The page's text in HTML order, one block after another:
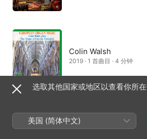
Colin Walsh
2019 · 1 首曲目 · 4 分钟
Salisbury Cathedral
1986 · 1 首曲目 · 4 分钟
选取其他国家或地区以查看你所
美国 (简体中文)